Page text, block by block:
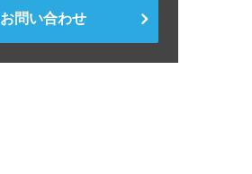
お問い合わせ